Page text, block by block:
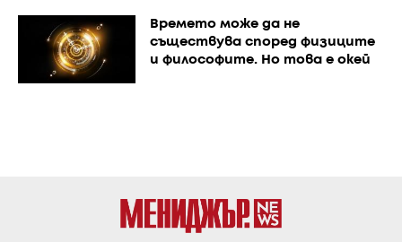
Времето може да не
съществува според физиците
и философите. Но това е окей